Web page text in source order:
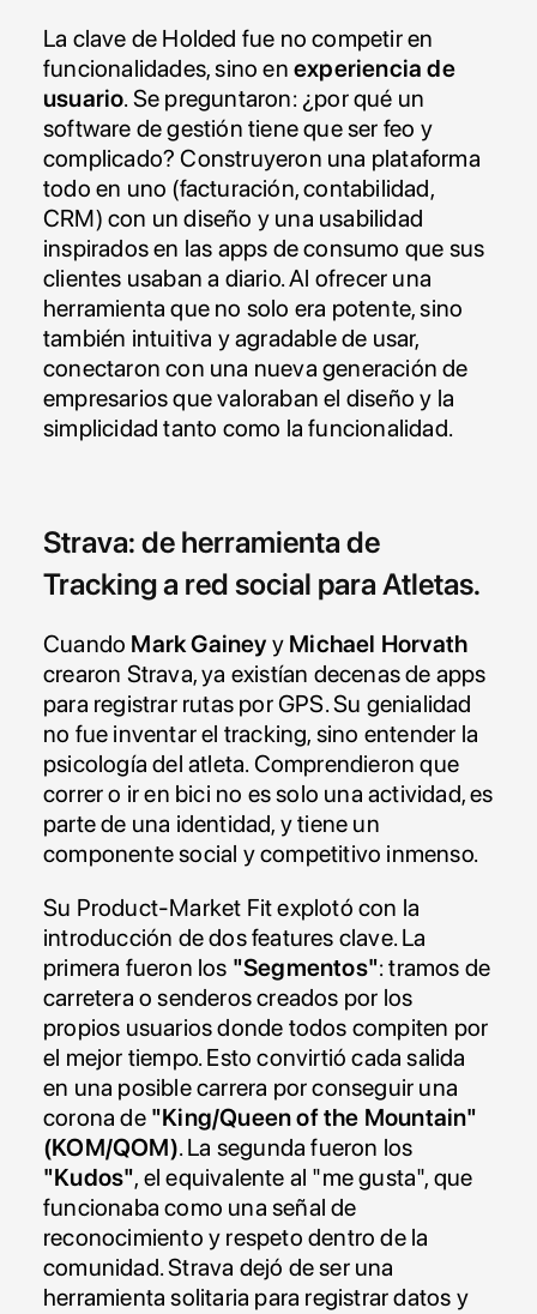
La clave de Holded fue no competir en
funcionalidades, sino en experiencia de
usuario. Se preguntaron: ¿por qué un
software de gestión tiene que ser feo y
complicado? Construyeron una plataforma
todo en uno (facturación, contabilidad,
CRM) con un diseño y una usabilidad
inspirados en las apps de consumo que sus
clientes usaban a diario. Al ofrecer una
herramienta que no solo era potente, sino
también intuitiva y agradable de usar,
conectaron con una nueva generación de
empresarios que valoraban el diseño y la
simplicidad tanto como la funcionalidad.
Strava: de herramienta de
Tracking a red social para Atletas.
Cuando Mark Gainey y Michael Horvath
crearon Strava, ya existían decenas de apps
para registrar rutas por GPS. Su genialidad
no fue inventar el tracking, sino entender la
psicología del atleta. Comprendieron que
correr o ir en bici no es solo una actividad, es
parte de una identidad, y tiene un
componente social y competitivo inmenso.
Su Product-Market Fit explotó con la
introducción de dos features clave. La
primera fueron los "Segmentos": tramos de
carretera o senderos creados por los
propios usuarios donde todos compiten por
el mejor tiempo. Esto convirtió cada salida
en una posible carrera por conseguir una
corona de "King/Queen of the Mountain"
(KOM/QOM)
"Kudos", el equivalente al "me gusta", que
funcionaba como una señal de
reconocimiento y respeto dentro de la
comunidad. Strava dejó de ser una
herramienta solitaria para registrar datos y